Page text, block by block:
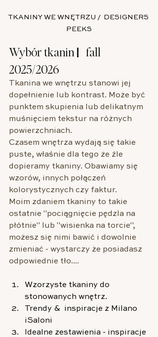
TKANINY WE WNĘTRZU /  DESIGNERS
PEEKS
Wybór tkanin |||   fall
2025/2026
Tkanina we wnętrzu stanowi jej
dopełnienie lub kontrast. Może być
punktem skupienia lub delikatnym
muśnięciem tekstur na różnych
powierzchniach.
Czasem wnętrza wydają się takie
puste, właśnie dla tego że źle
dopieramy tkaniny. Obawiamy się
wzorów, innych połączeń
kolorystycznych czy faktur.
Moim zdaniem tkaniny to takie
ostatnie "pociągnięcie pędzla na
płótnie" lub "wisienka na torcie",
możesz się nimi bawić i dowolnie
zmieniać - wystarczy że posiadasz
odpowiednie tło....
Wzorzyste tkaniny do
stonowanych wnętrz.
Trendy &  inspiracje z Milano
iSaloni
Idealne zestawienia - inspiracje